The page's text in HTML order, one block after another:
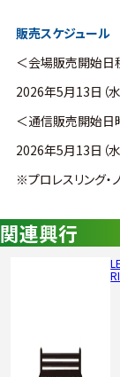
販売スケジュール
＜会場販売開始日
2026年5月13日（
＜通信販売開始日
2026年5月13日（
※プロレスリング・
関連興行